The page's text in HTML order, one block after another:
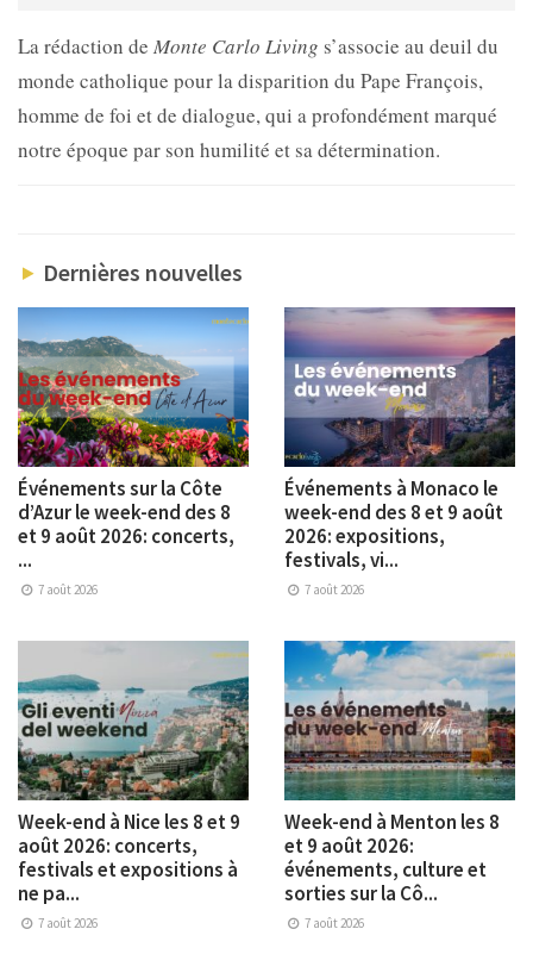
La rédaction de Monte Carlo Living s’associe au deuil du
monde catholique pour la disparition du Pape François,
homme de foi et de dialogue, qui a profondément marqué
notre époque par son humilité et sa détermination.
Dernières nouvelles
Événements sur la Côte
d’Azur le week-end des 8
et 9 août 2026: concerts,
...
7 août 2026
Événements à Monaco le
week-end des 8 et 9 août
2026: expositions,
festivals, vi...
7 août 2026
Week-end à Nice les 8 et 9
août 2026: concerts,
festivals et expositions à
ne pa...
7 août 2026
Week-end à Menton les 8
et 9 août 2026:
événements, culture et
sorties sur la Cô...
7 août 2026